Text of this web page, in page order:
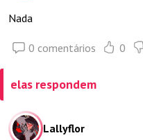
Nada
0 comentários 0
elas respondem
Lallyflor